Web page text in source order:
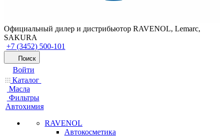
Официальный дилер и дистрибьютор RAVENOL, Lemarc,
SAKURA
+7 (3452) 500-101
Поиск
Войти
Каталог
Масла
Фильтры
Автохимия
RAVENOL
Автокосметика